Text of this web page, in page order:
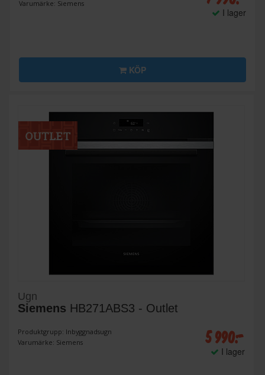
Varumärke: Siemens
I lager
KÖP
Ugn
Siemens HB271ABS3 - Outlet
Produktgrupp: Inbyggnadsugn
Varumärke: Siemens
5 990:-
I lager